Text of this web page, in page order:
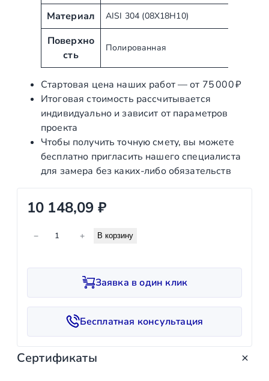
р
и
б
т
ы
а
ч
е
н
и
е
Материал AISI 304 (08Х18Н10)
Поверхно
сть
Полированная
Стартовая цена наших работ — от 75 000 ₽
Итоговая стоимость рассчитывается
индивидуально и зависит от параметров
проекта
Чтобы получить точную смету, вы можете
бесплатно пригласить нашего специалиста
для замера без каких‑либо обязательств
10 148,09 ₽
е
в
о
− + В корзину
Заявка в один клик
Бесплатная консультация
Сертификаты